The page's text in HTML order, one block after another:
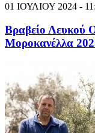
01 ΙΟΥΛΙΟΥ 2024 -
Βραβείο Λευκού
Μοροκανέλλα